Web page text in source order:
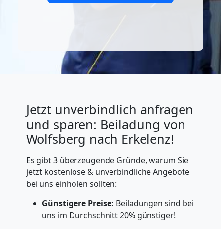
Jetzt unverbindlich anfragen
und sparen: Beiladung von
Wolfsberg nach Erkelenz!
Es gibt 3 überzeugende Gründe, warum Sie
jetzt kostenlose & unverbindliche Angebote
bei uns einholen sollten:
Günstigere Preise: Beiladungen sind bei
uns im Durchschnitt 20% günstiger!